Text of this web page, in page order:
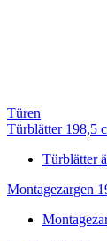
Türen
Türblätter 198,5
Türblätter
Montagezargen